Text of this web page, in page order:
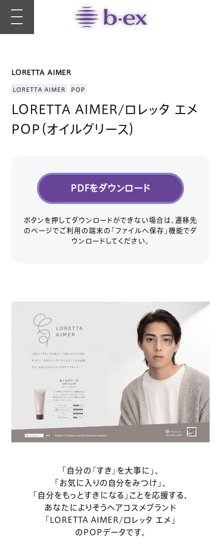
LORETTA AIMER
LORETTA AIMER POP
LORETTA AIMER/ロレッタ エメ
POP（オイルグリース）
PDFをダウンロード
ボタンを押してダウンロードができない場合は、遷移先
のページでご利用の端末の「ファイルへ保存」機能でダ
ウンロードしてください。
「自分の『すき』を大事に」、
「お気に入りの自分をみつけ」、
「自分をもっとすきになる」ことを応援する、
あなたによりそうヘアコスメブランド
「LORETTA AIMER/ロレッタ エメ」
のPOPデータです。